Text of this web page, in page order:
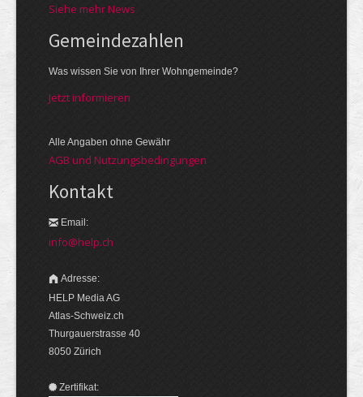
Siehe mehr News
Gemeinde­zahlen
Was wissen Sie von Ihrer Wohngemeinde?
Jetzt informieren
Alle Angaben ohne Gewähr
AGB und Nutzungsbedingungen
Kontakt
Email:
info@help.ch
Adresse:
HELP Media AG
Atlas-Schweiz.ch
Thurgauerstrasse 40
8050 Zürich
Zertifikat: